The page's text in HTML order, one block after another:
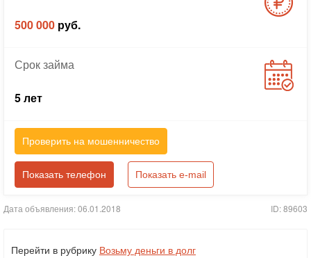
500 000 руб.
Срокзайма
5 лет
Проверить на мошенничество
Показать телефон Показать e-mail
Дата объявления: 06.01.2018 ID: 89603
Перейти в рубрику Возьму деньги в долг